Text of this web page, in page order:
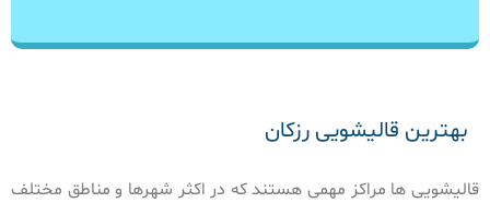
بهترین قالیشویی رزکان
قالیشویی ها مراکز مهمی هستند که در اکثر شهرها و مناطق مختلف